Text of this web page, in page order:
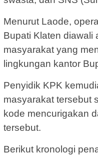
Menurut Laode,
Bupati Klaten diawali
masyarakat yang
lingkungan kantor
Penyidik KPK
masyarakat tersebut
kode mencurigakan
tersebut.
Berikut kronologi